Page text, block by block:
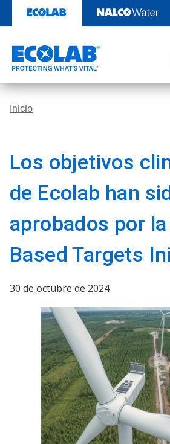
contenido
Inicio
Los objetivos
de Ecolab han
aprobados por
Based Targets
30 de octubre de 2024